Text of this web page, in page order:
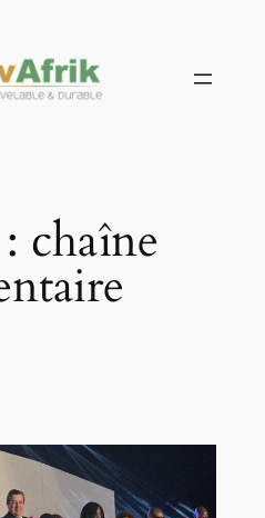
chaîne